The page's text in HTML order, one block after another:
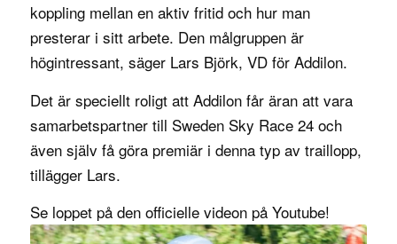
koppling mellan en aktiv fritid och hur man
presterar i sitt arbete. Den målgruppen är
högintressant, säger Lars Björk, VD för Addilon.
Det är speciellt roligt att Addilon får äran att vara
samarbetspartner till Sweden Sky Race 24 och
även själv få göra premiär i denna typ av traillopp,
tillägger Lars.
Se loppet på den officielle videon på Youtube!